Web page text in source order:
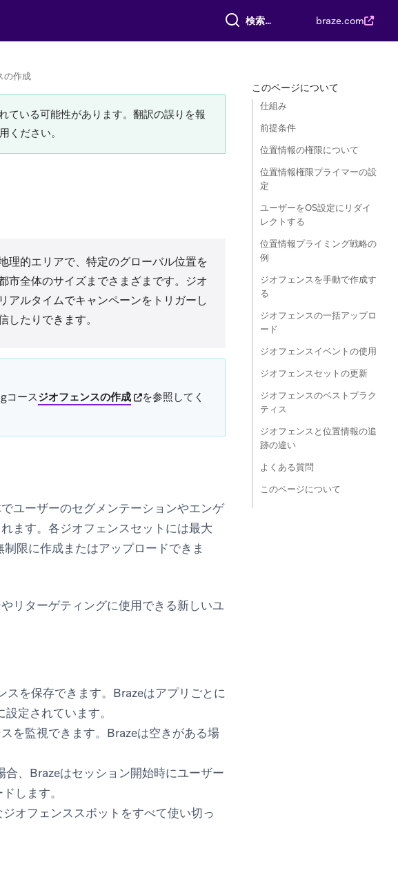
すべて検索 braze.com
の作成
ている可能性があります。翻訳の誤りを報
ください。
理的エリアで、特定のグローバル位置を
市全体のサイズまでさまざまです。ジオ
アルタイムでキャンペーンをトリガーし
たりできます。
コースジオフェンスの作成(opens in new tab)
を参照してく
ユーザーのセグメンテーションやエンゲ
ます。各ジオフェンスセットには最大
限に作成またはアップロードできま
リターゲティングに使用できる新しいユ
を保存できます。Brazeはアプリごとに
定されています。
を監視できます。Brazeは空きがある場
、Brazeはセッション開始時にユーザー
します。
オフェンススポットをすべて使い切っ
このページについて
仕組み
前提条件
位置情報の権限について
位置情報権限プライマーの設
定
ユーザーをOS設定にリダイ
レクトする
位置情報プライミング戦略の
例
ジオフェンスを手動で作成す
る
ジオフェンスの一括アップロ
ード
ジオフェンスイベントの使用
ジオフェンスセットの更新
ジオフェンスのベストプラク
ティス
ジオフェンスと位置情報の追
跡の違い
よくある質問
このページについて